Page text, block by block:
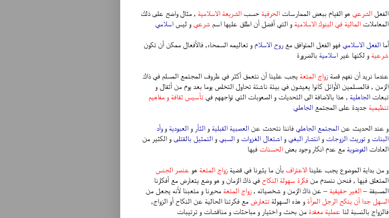
الفعل الشرعي هو القيام ببعض الممارسات الحرفية حسب الشريعة الاسلامية , مثال واضح على ذلك
المعاملات المالية في البنوك الاسلامية و التي أفضل أن اطلق عليها اسم شرعي و ليس اسلامي
أما الفعل الاسلامي فهو الفعل المتوافق مع روح الاسلام و تعاليمه السمحاء, فالأفعال ممكن أن تكون
شرعية و لكنها غير اسلامية بالضرورة
عندما نريد أن نفهم قصةزواج المتعة يجب علينا أن نتعمق أكثر في ظروف المجتمع المسلم في ذاك
الزمن , فالمسلمين الأوائل كانوا يعيشون في بيئة ناشئة تحاول التخلص يوما بعد يوم من أثقال و
تبعات الجاهلية , هذا بالاضافة الى التحديات و الصعوبات التي تواجههم في تأسيس ثقافة و مفاهيم
تنظيمية جديدة على المجتمع الجاهلي
و عند الحديث عن المجتمع الجاهلي فاننا نتحدث عن العصبية القبلية و الثأر و العبودية و وأد
البنات و توريث الزوجات و انتشار البغي و اشتعال الغزوات و السبي و التمثيل بالقتلى و الكثير من
العادات الفوضوية مع عدم انكار وجود بعض الحسنات فيها
و من بداية الموضوع يجب علينا الاعتراف بأن ما يثيرنا في قضيةزواج المتعة هو عنصر الجنس
المتعلق فيها , فنحن ننصدم من فكرة سهولة النكاح في ذاك الزمان و هو وضع يتعارض مع أفكارنا
المسبقة – الغير حقيقية – عن ذاك الزمن و شخصياته , زواج المتعة محيرنا و متعبنا لأنه يجعل من
السهل جدا أن ينكح الرجل المرأة و هذه السهولة تتعارض مع فكرتنا الحالية عن النكاح أو الزواج,
فالزواج بالنسبة لنا عملية معقدة من بحث و اختيار و مباحثات و مناقشات و ترتيبات